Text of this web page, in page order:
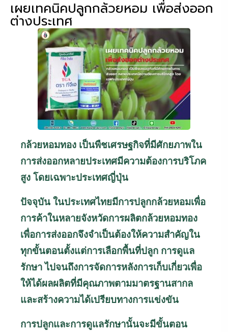
เผยเทคนิคปลูกกล้วยหอม เพื่อส่งออก
ต่างประเทศ
กล้วยหอมทอง เป็นพืชเศรษฐกิจที่มีศักยภาพใน
การส่งออกหลายประเทศมีความต้องการบริโภค
สูง โดยเฉพาะประเทศญี่ปุ่น
ปัจจุบัน ในประเทศไทยมีการปลูกกล้วยหอมเพื่อ
การค้าในหลายจังหวัดการผลิตกล้วยหอมทอง
เพื่อการส่งออกจึงจำเป็นต้องให้ความสำคัญใน
ทุกขั้นตอนตั้งแต่การเลือกพื้นที่ปลูก การดูแล
รักษา ไปจนถึงการจัดการหลังการเก็บเกี่ยวเพื่อ
ให้ได้ผลผลิตที่มีคุณภาพตามมาตรฐานสากล
และสร้างความได้เปรียบทางการแข่งขัน
การปลูกและการดูแลรักษานั้นจะมีขั้นตอน